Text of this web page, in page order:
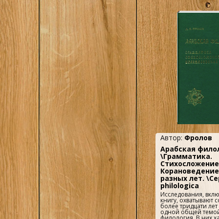
Автор: Фролов
Арабская
\Грамматика.
разных лет.
philologica
Исследования,
книгу, охватывают
более тридцати
одной общей